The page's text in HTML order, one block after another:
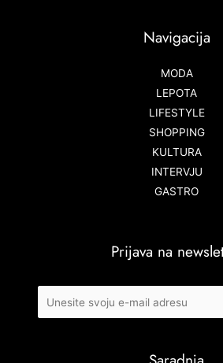
Navigacija
MODA
LEPOTA
LIFESTYLE
SHOPPING
KULTURA
INTERVJU
GASTRO
Prijava na